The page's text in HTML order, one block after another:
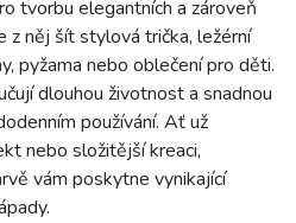
tvorbu elegantních a zároveň
z něj šít stylová trička, ležérní
pyžama nebo oblečení pro děti.
dlouhou životnost a snadnou
používání. Ať už
nebo složitější kreaci,
vám poskytne vynikající